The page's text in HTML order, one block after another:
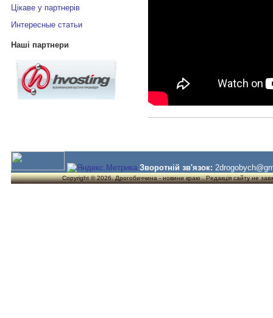
Цікаве у партнерів
Интересные статьи
Наші партнери
Зворотній зв'язок:
Copyright © 2026. Дрогобиччина - новини краю . Редакція сайту не